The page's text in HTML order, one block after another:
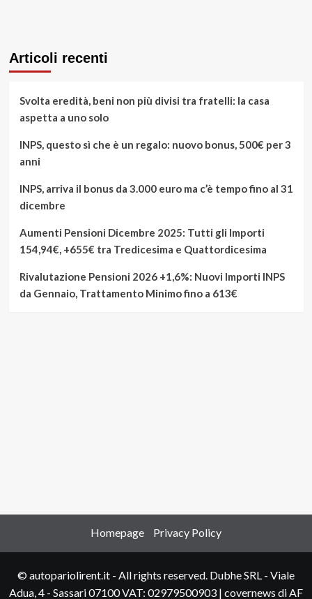
Articoli recenti
Svolta eredità, beni non più divisi tra fratelli: la casa
aspetta a uno solo
INPS, questo sì che è un regalo: nuovo bonus, 500€ per 3
anni
INPS, arriva il bonus da 3.000 euro ma c’è tempo fino al 31
dicembre
Aumenti Pensioni Dicembre 2025: Tutti gli Importi
154,94€, +655€ tra Tredicesima e Quattordicesima
Rivalutazione Pensioni 2026 +1,6%: Nuovi Importi INPS
da Gennaio, Trattamento Minimo fino a 613€
Homepage Privacy Policy
© autopariolirent.it - All rights reserved. Dubhe SRL - Viale
Adua, 4 - Sassari 07100 VAT: 02979500903 | covernews di AF